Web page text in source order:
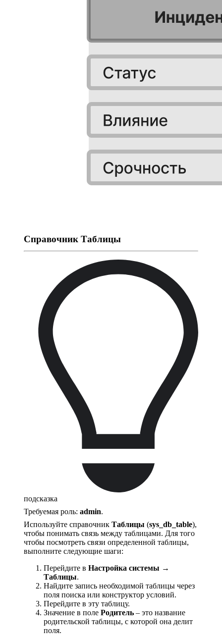
Справочник Таблицы
подсказка
Требуемая роль: admin.
Используйте справочник Таблицы (sys_db_table),
чтобы понимать связь между таблицами. Для того
чтобы посмотреть связи определенной таблицы,
выполните следующие шаги:
Перейдите в Настройка системы →
Таблицы.
Найдите запись необходимой таблицы через
поля поиска или конструктор условий.
Перейдите в эту таблицу.
Значение в поле Родитель – это название
родительской таблицы, с которой она делит
поля.